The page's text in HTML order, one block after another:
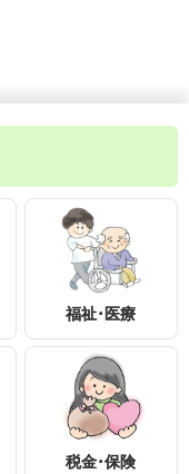
福祉･医療
税金･保険